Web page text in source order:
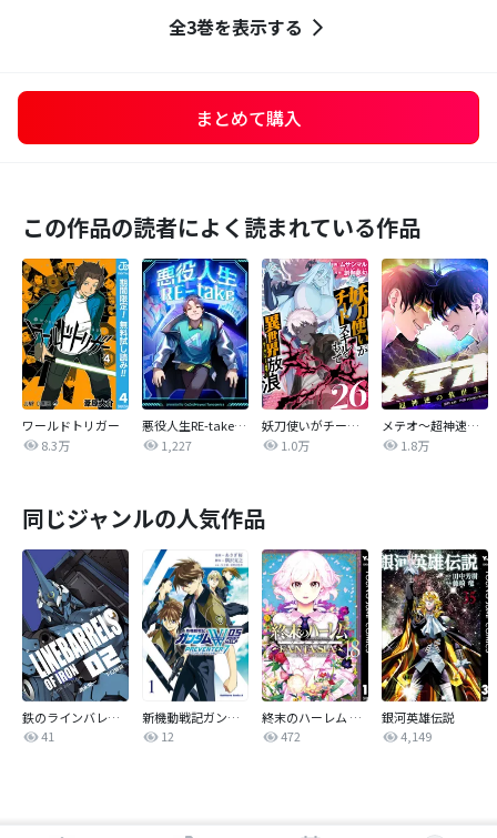
全3巻を表示する
まとめて購入
この作品の読者によく読まれている作品
ワールドトリガー
8.3万
悪役人生RE-take【タテヨミ】
1,227
妖刀使いがチートスキルをもって異世界放浪 ～生まれ持ったチートは最強！！～
1.0万
メテオ～超神速の救世主～【タテヨミ】
1.8万
同じジャンルの人気作品
鉄のラインバレル 完全版
41
新機動戦記ガンダムW 0．5 PREVENTER-7
12
終末のハーレム ファンタジア セミカラー版
472
銀河英雄伝説
4,149